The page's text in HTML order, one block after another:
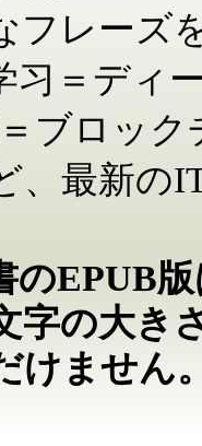
フレーズ
习＝ディ
ブロッ
、最新の
のEPUB
字の大き
けません